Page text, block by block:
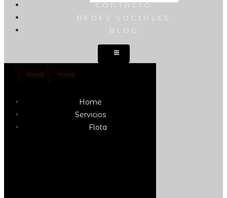
CONTACTO
REDES SOCIALES
BLOG
Home
Servicios
Flota